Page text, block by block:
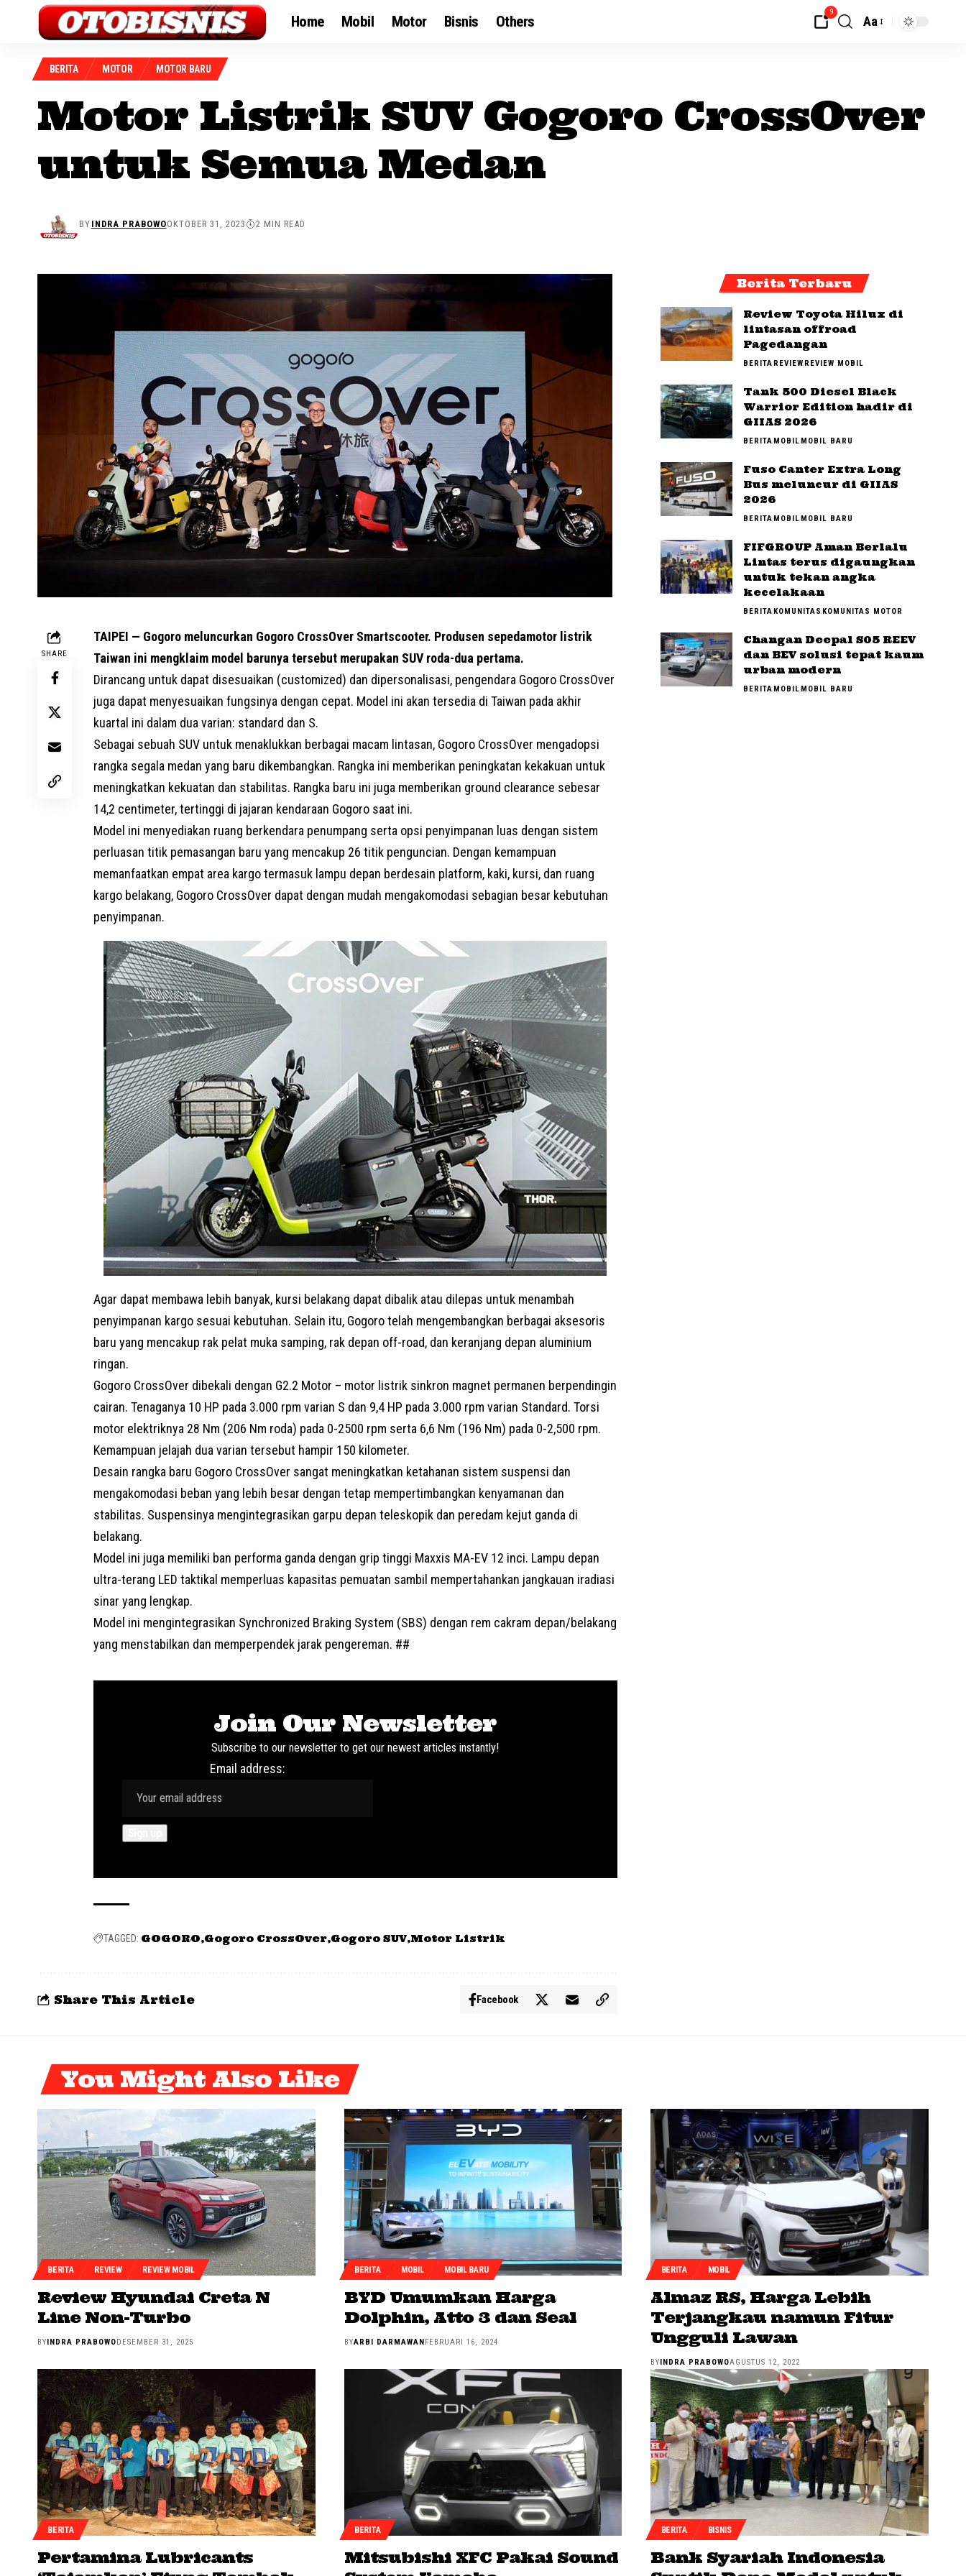
Home Mobil Motor Bisnis Others
9
Aa
BERITA MOTOR MOTOR BARU
Motor Listrik SUV Gogoro CrossOver
untuk Semua Medan
BY INDRA PRABOWOOKTOBER 31, 2023 2 MIN READ
SHARE
TAIPEI — Gogoro meluncurkan Gogoro CrossOver Smartscooter. Produsen sepedamotor listrik
Taiwan ini mengklaim model barunya tersebut merupakan SUV roda-dua pertama.
Dirancang untuk dapat disesuaikan (customized) dan dipersonalisasi, pengendara Gogoro CrossOver
juga dapat menyesuaikan fungsinya dengan cepat. Model ini akan tersedia di Taiwan pada akhir
kuartal ini dalam dua varian: standard dan S.
Sebagai sebuah SUV untuk menaklukkan berbagai macam lintasan, Gogoro CrossOver mengadopsi
rangka segala medan yang baru dikembangkan. Rangka ini memberikan peningkatan kekakuan untuk
meningkatkan kekuatan dan stabilitas. Rangka baru ini juga memberikan ground clearance sebesar
14,2 centimeter, tertinggi di jajaran kendaraan Gogoro saat ini.
Model ini menyediakan ruang berkendara penumpang serta opsi penyimpanan luas dengan sistem
perluasan titik pemasangan baru yang mencakup 26 titik penguncian. Dengan kemampuan
memanfaatkan empat area kargo termasuk lampu depan berdesain platform, kaki, kursi, dan ruang
kargo belakang, Gogoro CrossOver dapat dengan mudah mengakomodasi sebagian besar kebutuhan
penyimpanan.
Agar dapat membawa lebih banyak, kursi belakang dapat dibalik atau dilepas untuk menambah
penyimpanan kargo sesuai kebutuhan. Selain itu, Gogorotelah mengembangkan berbagai aksesoris
baru yang mencakup rak pelat muka samping, rak depan off-road, dan keranjang depan aluminium
ringan.
Gogoro CrossOver dibekali dengan G2.2 Motor – motor listrik sinkron magnet permanen berpendingin
cairan. Tenaganya 10 HP pada 3.000 rpm varian S dan 9,4 HP pada 3.000 rpm varian Standard. Torsi
motor elektriknya 28 Nm (206 Nm roda) pada 0-2500 rpm serta 6,6 Nm (196 Nm) pada 0-2,500 rpm.
Kemampuan jelajah dua varian tersebut hampir 150 kilometer.
Desain rangka baru Gogoro CrossOver sangat meningkatkan ketahanan sistem suspensi dan
mengakomodasi beban yang lebih besar dengan tetap mempertimbangkan kenyamanan dan
stabilitas. Suspensinya mengintegrasikan garpu depan teleskopik dan peredam kejut ganda di
belakang.
Model ini juga memiliki ban performa ganda dengan grip tinggi Maxxis MA-EV 12 inci. Lampu depan
ultra-terang LED taktikal memperluas kapasitas pemuatan sambil mempertahankan jangkauan iradiasi
sinar yang lengkap.
Model ini mengintegrasikan Synchronized Braking System (SBS) dengan rem cakram depan/belakang
yang menstabilkan dan memperpendek jarak pengereman. ##
Join Our Newsletter
Subscribe to our newsletter to get our newest articles instantly!
Email address:
TAGGED: GOGORO Gogoro CrossOver Gogoro SUV Motor Listrik
Share This Article Facebook
Berita Terbaru
Review Toyota Hilux di
lintasan offroad
Pagedangan
BERITAREVIEWREVIEW MOBIL
Tank 500 Diesel Black
Warrior Edition hadir di
GIIAS 2026
BERITAMOBILMOBIL BARU
Fuso Canter Extra Long
Bus meluncur di GIIAS
2026
BERITAMOBILMOBIL BARU
FIFGROUP Aman Berlalu
Lintas terus digaungkan
untuk tekan angka
kecelakaan
BERITAKOMUNITASKOMUNITAS MOTOR
Changan Deepal S05 REEV
dan BEV solusi tepat kaum
urban modern
BERITAMOBILMOBIL BARU
You Might Also Like
BERITA REVIEW REVIEW MOBIL
Review Hyundai Creta N
Line Non-Turbo
BY INDRA PRABOWO DESEMBER 31, 2025
BERITA MOBIL MOBIL BARU
BYD Umumkan Harga
Dolphin, Atto 3 dan Seal
BYARBI DARMAWAN FEBRUARI 16, 2024
BERITA MOBIL
Almaz RS, Harga Lebih
Terjangkau namun Fitur
Ungguli Lawan
BY INDRA PRABOWOAGUSTUS 12, 2022
BERITA
Pertamina Lubricants
BERITA
Mitsubishi XFC Pakai Sound
BERITA BISNIS
Bank Syariah Indonesia